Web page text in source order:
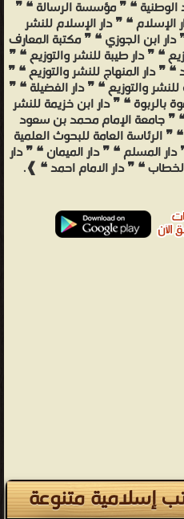
الوطنية ❝ ❞ مؤسسة الرسالة ❝ ❞
الإسلام ❝ ❞ دار الإسلام للنشر
دار ابن الجوزي ❝ ❞ مكتبة المعارف
❝ ❞ دار طيبة للنشر والتوزيع ❝ ❞
❞ دار المنهاج للنشر والتوزيع ❝ ❞
للنشر والتوزيع ❝ ❞ دار الفضيلة ❝ ❞
بالربوة ❝ ❞ دار ابن خزيمة للنشر
❝ ❞ جامعة الإمام محمد بن سعود
❞ الرئاسة العامة للبحوث العلمية
دار المسلم ❝ ❞ دار الميمان ❝ ❞ دار
❝ ❞ دار الامام احمد ❝ ❱.
إسلامية متنوعة